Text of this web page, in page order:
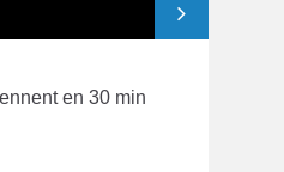
en 30 min